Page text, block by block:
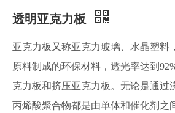
透明亚克力板
亚克力板又称亚克力玻璃、水晶塑料
原料制成的环保材料，透光率达到
克力板和挤压亚克力板。无论是通过
丙烯酸聚合物都是由单体和催化剂之